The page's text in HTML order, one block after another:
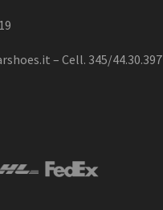
– Cell. 345/44.30.397